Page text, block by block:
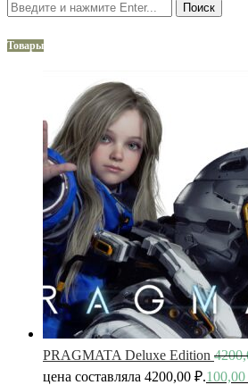
Поиск
Товары
PRAGMATA Deluxe Edition
цена составляла 4200,00 ₽.100,00